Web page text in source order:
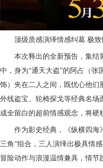
顶级质感演绎情感纠葛 极致
本次释出的全新预告，集结
中，身为“通天大盗”的阿占（张
饰）夹在二人之间，既忧心他们
外线盗宝、轮椅探戈等经典名场
成全留白的超前情感观念，将硬
作为影史经典，《纵横四海
三角”组合，三人演绎出极具情
冒险动作与浪漫温情兼具，情节